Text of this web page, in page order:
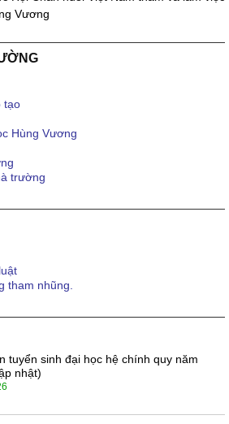
Vương
tạo
Hùng Vương
trường
tham nhũng.
tuyển sinh đại học hệ chính quy năm
nhật)